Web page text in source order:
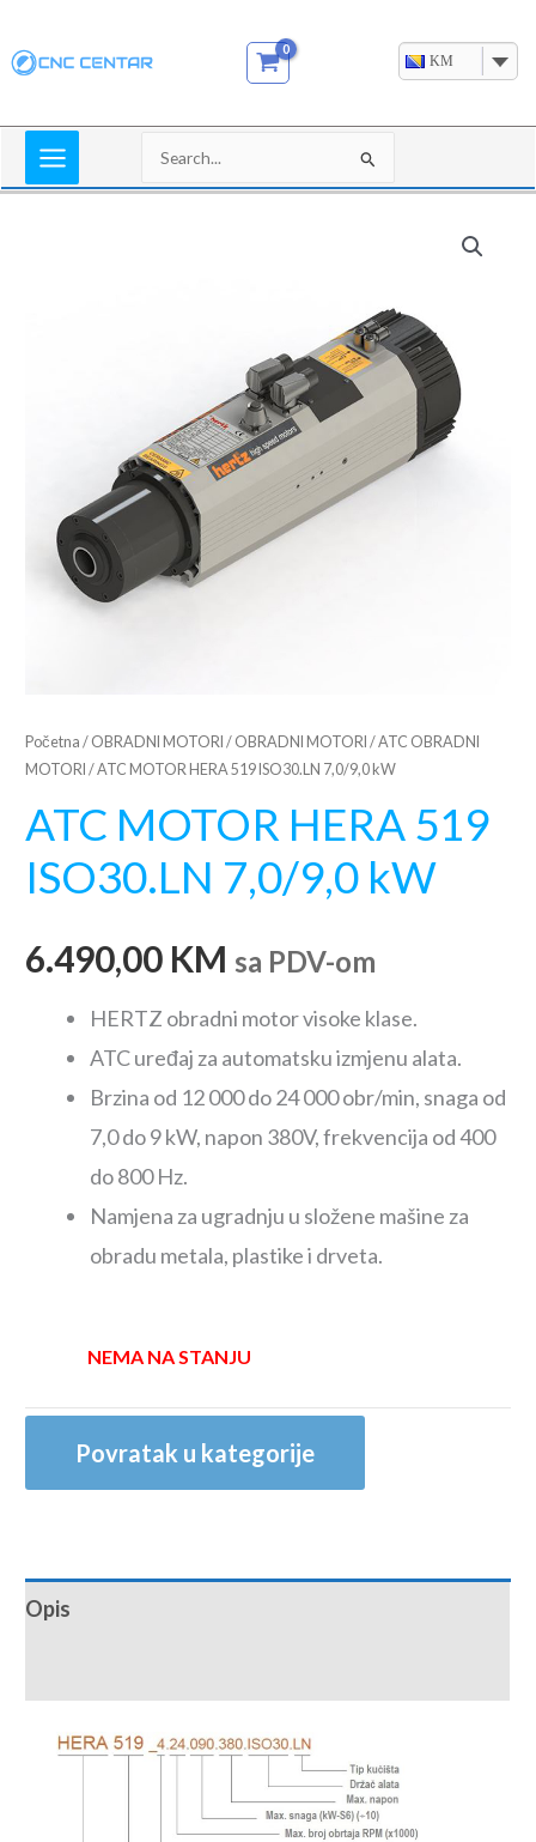
content
KM
Search
for:
Početna / OBRADNI MOTORI / OBRADNI MOTORI /ATC OBRADNI
MOTORI / ATC MOTOR HERA 519 ISO30.LN 7,0/9,0 kW
ATC MOTOR HERA 519
ISO30.LN 7,0/9,0 kW
6.490,00 KM sa PDV-om
HERTZ obradni motor visoke klase.
ATC uređaj za automatsku izmjenu alata.
Brzina od 12 000 do 24 000 obr/min, snaga od
7,0 do 9 kW, napon 380V, frekvencija od 400
do 800 Hz.
Namjena za ugradnju u složene mašine za
obradu metala, plastike i drveta.
NEMA NA STANJU
Povratak u kategorije
Opis